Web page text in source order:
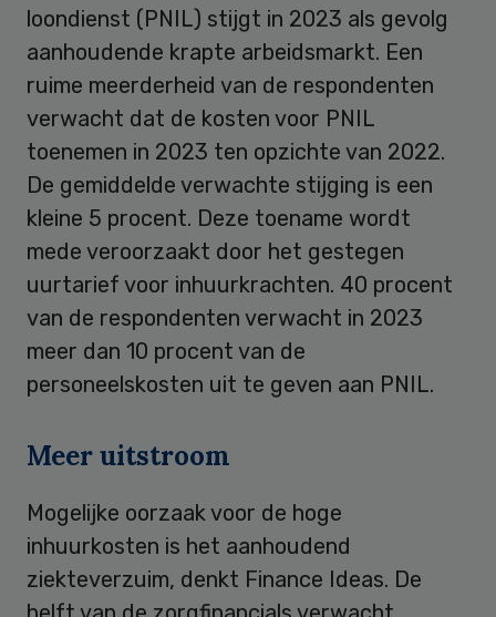
loondienst (PNIL) stijgt in 2023 als gevolg
aanhoudende krapte arbeidsmarkt. Een
ruime meerderheid van de respondenten
verwacht dat de kosten voor PNIL
toenemen in 2023 ten opzichte van 2022.
De gemiddelde verwachte stijging is een
kleine 5 procent. Deze toename wordt
mede veroorzaakt door het gestegen
uurtarief voor inhuurkrachten. 40 procent
van de respondenten verwacht in 2023
meer dan 10 procent van de
personeelskosten uit te geven aan PNIL.
Meer uitstroom
Mogelijke oorzaak voor de hoge
inhuurkosten is het aanhoudend
ziekteverzuim, denkt Finance Ideas. De